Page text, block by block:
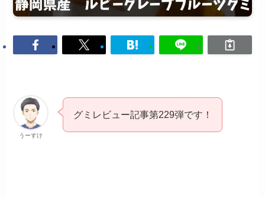
うーすけ
グミレビュー記事第229弾です！